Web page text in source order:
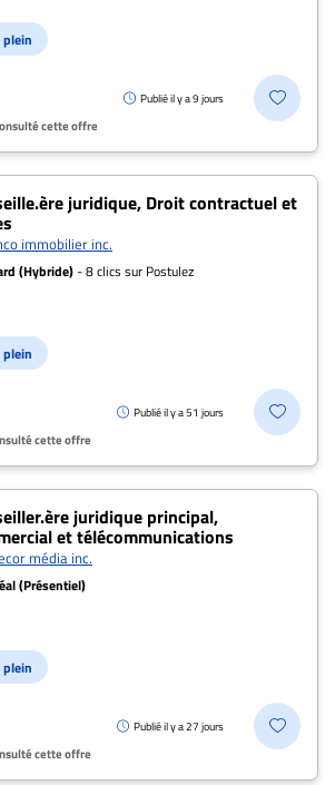
Publié il y a 9 jours
cette offre
juridique, Droit contractuel et
immobilier inc.
(Hybride)- 8 clics sur Postulez
Publié il y a 51 jours
cette offre
juridique principal,
et télécommunications
média inc.
(Présentiel)
Publié il y a 27 jours
cette offre